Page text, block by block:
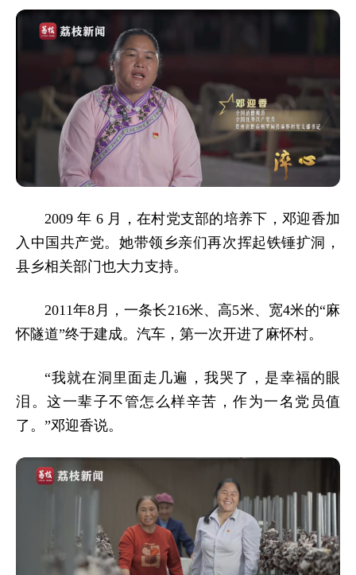
2009 年 6 月，在村党支部的培养下，邓迎香加
入中国共产党。她带领乡亲们再次挥起铁锤扩洞，
县乡相关部门也大力支持。
2011年8月，一条长216米、高5米、宽4米的“麻
怀隧道”终于建成。汽车，第一次开进了麻怀村。
“我就在洞里面走几遍，我哭了，是幸福的眼
泪。这一辈子不管怎么样辛苦，作为一名党员值
了。”邓迎香说。